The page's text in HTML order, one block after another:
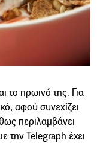
το πρωινό της. Για
αφού συνεχίζει
περιλαμβάνει
την Telegraph έχει